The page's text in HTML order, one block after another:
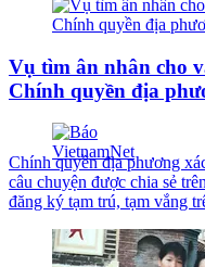
Vụ tìm ân nhân cho
Chính quyền địa
Chính quyền địa phương
câu chuyện được chia sẻ
đăng ký tạm trú, tạm vắng